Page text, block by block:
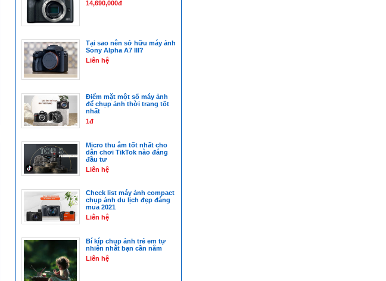
14,690,000đ
Tại sao nên sở hữu máy ảnh
Sony Alpha A7 III?
Liên hệ
Điểm mặt một số máy ảnh
để chụp ảnh thời trang tốt
nhất
1đ
Micro thu âm tốt nhất cho
dân chơi TikTok nào đáng
đầu tư
Liên hệ
Check list máy ảnh compact
chụp ảnh du lịch đẹp đáng
mua 2021
Liên hệ
Bí kíp chụp ảnh trẻ em tự
nhiên nhất bạn cần nắm
Liên hệ